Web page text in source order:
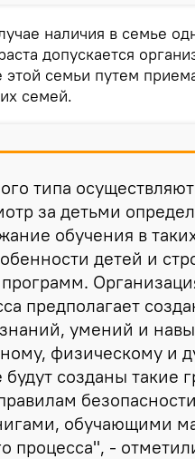
наличия в семье
допускается
семьи путем
семей.
типа осуществляют
за детьми
обучения в
детей и
предполагает
умений и
физическому и
созданы такие
обучающими
процесса", -